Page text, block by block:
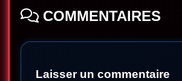
COMMENTAIRES
Laisser un commentaire